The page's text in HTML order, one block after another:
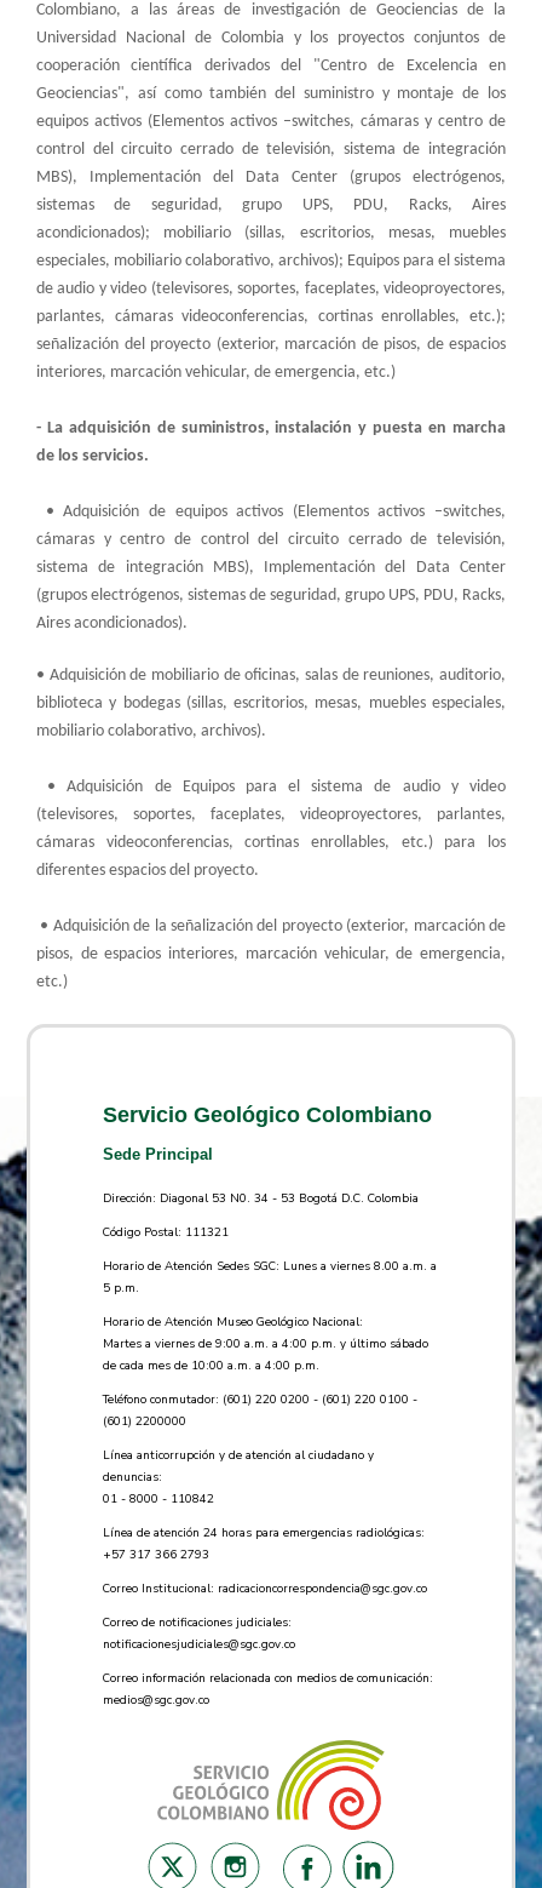
Colombiano, a las áreas de investigación de Geociencias de la
Universidad Nacional de Colombia y los proyectos conjuntos de
cooperación científica derivados del "Centro de Excelencia en
Geociencias", así como también del suministro y montaje de los
equipos activos (Elementos activos –switches, cámaras y centro de
control del circuito cerrado de televisión, sistema de integración
MBS), Implementación del Data Center (grupos electrógenos,
sistemas de seguridad, grupo UPS, PDU, Racks, Aires
acondicionados); mobiliario (sillas, escritorios, mesas, muebles
especiales, mobiliario colaborativo, archivos); Equipos para el sistema
de audio y video (televisores, soportes, faceplates, videoproyectores,
parlantes, cámaras videoconferencias, cortinas enrollables, etc.);
señalización del proyecto (exterior, marcación de pisos, de espacios
interiores, marcación vehicular, de emergencia, etc.)
- La adquisición de suministros, instalación y puesta en marcha
de los servicios.
• Adquisición de equipos activos (Elementos activos –switches,
cámaras y centro de control del circuito cerrado de televisión,
sistema de integración MBS), Implementación del Data Center
(grupos electrógenos, sistemas de seguridad, grupo UPS, PDU, Racks,
Aires acondicionados).
• Adquisición de mobiliario de oficinas, salas de reuniones, auditorio,
biblioteca y bodegas (sillas, escritorios, mesas, muebles especiales,
mobiliario colaborativo, archivos).
• Adquisición de Equipos para el sistema de audio y video
(televisores, soportes, faceplates, videoproyectores, parlantes,
cámaras videoconferencias, cortinas enrollables, etc.) para los
diferentes espacios del proyecto.
• Adquisición de la señalización del proyecto (exterior, marcación de
pisos, de espacios interiores, marcación vehicular, de emergencia,
etc.)
Servicio Geológico Colombiano
Sede Principal
Dirección: Diagonal 53 N0. 34 - 53 Bogotá D.C. Colombia
Código Postal: 111321
Horario de Atención Sedes SGC: Lunes a viernes 8.00 a.m. a
5 p.m.
Horario de Atención Museo Geológico Nacional:
Martes a viernes de 9:00 a.m. a 4:00 p.m. y último sábado
de cada mes de 10:00 a.m. a 4:00 p.m.
Teléfono conmutador: (601) 220 0200 - (601) 220 0100 -
(601) 2200000
Línea anticorrupción y de atención al ciudadano y
denuncias:
01 - 8000 - 110842
Línea de atención 24 horas para emergencias radiológicas:
+57 ​317 366 2793
Correo Institucional: radicacioncorrespondencia@sgc.gov.co
Correo de notificaciones judiciales:
notificacionesjudiciales@sgc.gov.co
Correo información relacionada con medios de comunicación:
medios@sgc.gov.co